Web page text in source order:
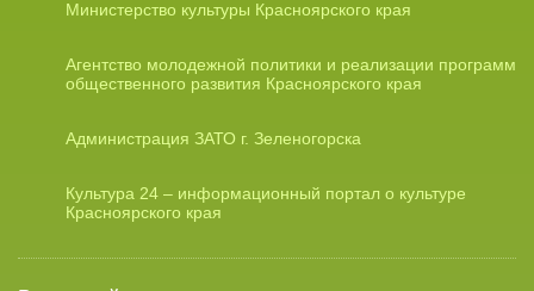
Министерство культуры Красноярского края
Агентство молодежной политики и реализации программ
общественного развития Красноярского края
Администрация ЗАТО г. Зеленогорска
Культура 24 – информационный портал о культуре
Красноярского края